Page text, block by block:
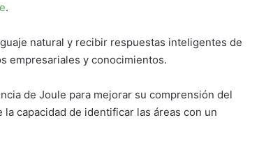
.
natural y recibir respuestas inteligentes de
empresariales y conocimientos.
de Joule para mejorar su comprensión del
capacidad de identificar las áreas con un